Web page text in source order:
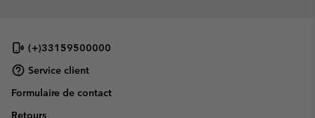
(+)33159500000
Service client
Formulaire de contact
Retours